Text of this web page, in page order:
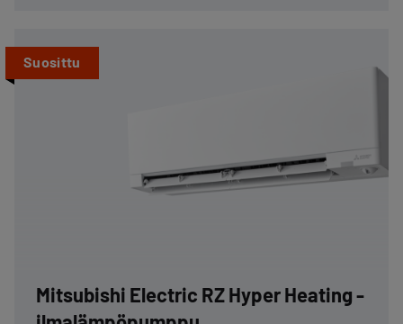
Suosittu
Mitsubishi Electric RZ Hyper Heating -